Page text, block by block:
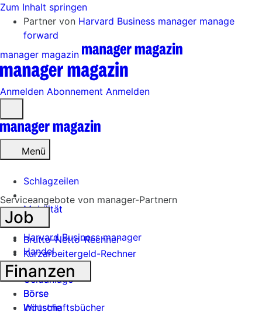
Zum Inhalt springen
Partner von Harvard Business manager manage
forward
manager magazin
Anmelden Abonnement Anmelden
öffnen
Menü
Schlagzeilen
Mobilität
Tech
Harvard Business manager
Handel
Banken
Geldanlage
Börse
Industrie
Serviceangebote von manager-Partnern
Job
Brutto-Netto-Rechner
Kurzarbeitergeld-Rechner
Finanzen
Börse
Wirtschaftsbücher